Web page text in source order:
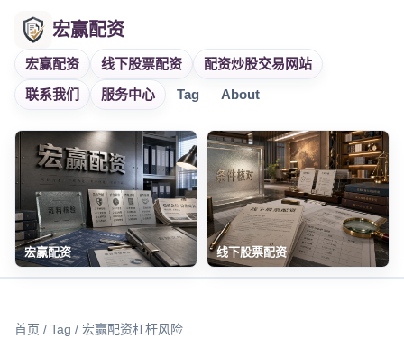
宏赢配资
宏赢配资 线下股票配资
配资炒股交易网站
联系我们
服务中心 Tag About
宏赢配资 线下股票配资
首页 / Tag / 宏赢配资杠杆风险